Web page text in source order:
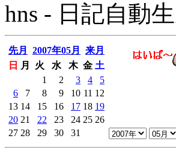
hns - 日記自動
先月 2007年05月
来月
日
月 火 水 木 金 土
1
2 3 4
5
6
7 8 9 10 11 12
13 14 15 16 17 18 19
20 21 22 23 24 25 26
27 28 29 30 31